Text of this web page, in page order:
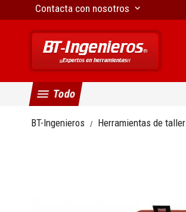
Contacta con nosotros keyboard_arrow_down
menu Todo
BT-Ingenieros Herramientas de taller